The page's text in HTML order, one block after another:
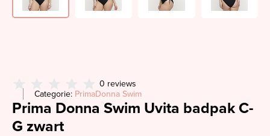
0 reviews
Categorie: PrimaDonna Swim
Prima Donna Swim Uvita badpak C-
G zwart